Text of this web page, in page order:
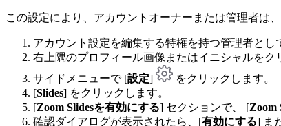
この設定により、アカウントオーナーまたは管理者は
アカウント設定を編集する特権を持つ管理者とし
右上隅のプロフィール画像またはイニシャルをク
サイドメニューで [設定]
をクリックします。
[Slides] をクリックします。
[Zoom Slidesを有効にする] セクションで、 [Zoom
確認ダイアログが表示されたら、[有効にする] ま